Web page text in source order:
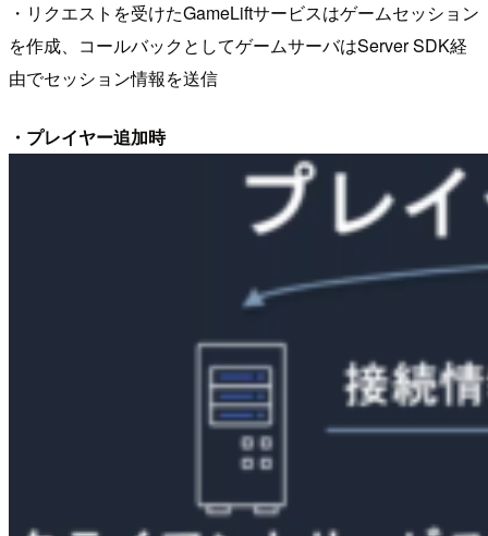
・リクエストを受けたGameLiftサービスはゲームセッション
を作成、コールバックとしてゲームサーバはServer SDK経
由でセッション情報を送信
・プレイヤー追加時